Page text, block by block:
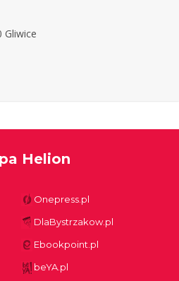
Gliwice
Helion
Onepress.pl
DlaBystrzakow.pl
Ebookpoint.pl
beYA.pl